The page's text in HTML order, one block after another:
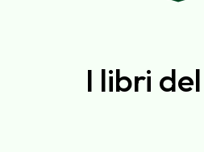
I libri